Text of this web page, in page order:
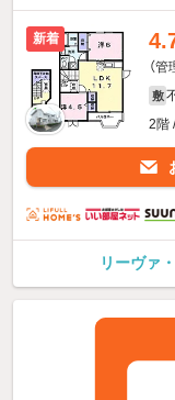
新着
（
敷
2階
リーヴァ